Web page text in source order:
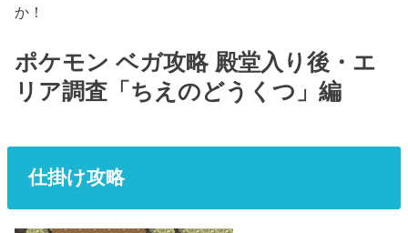
か！
ポケモン ベガ攻略 殿堂入り後・エ
リア調査「ちえのどうくつ」編
仕掛け攻略